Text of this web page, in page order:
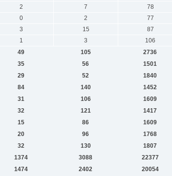
2 7 78
0 2 77
3 15 87
1 3 106
49 105 2736
35 56 1501
29 52 1840
84 140 1452
31 106 1609
32 121 1417
15 86 1609
20 96 1768
32 130 1807
1374 3088 22377
1474 2402 20054